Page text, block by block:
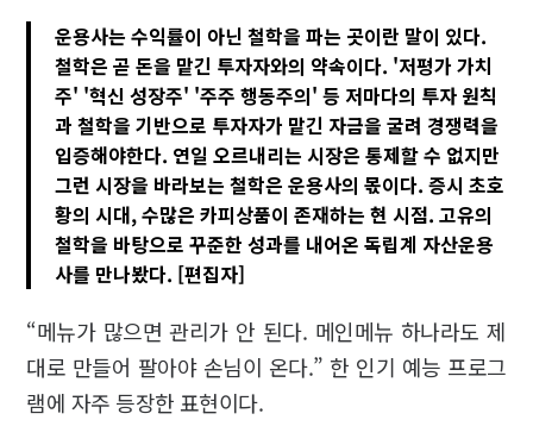
운용사는 수익률이 아닌 철학을 파는 곳이란 말이 있다.
철학은 곧 돈을 맡긴 투자자와의 약속이다. '저평가 가치
주' '혁신 성장주' '주주 행동주의' 등 저마다의 투자 원칙
과 철학을 기반으로 투자자가 맡긴 자금을 굴려 경쟁력을
입증해야한다. 연일 오르내리는 시장은 통제할 수 없지만
그런 시장을 바라보는 철학은 운용사의 몫이다. 증시 초호
황의 시대, 수많은 카피상품이 존재하는 현 시점. 고유의
철학을 바탕으로 꾸준한 성과를 내어온 독립계 자산운용
사를 만나봤다. [편집자]
“메뉴가 많으면 관리가 안 된다. 메인메뉴 하나라도 제
대로 만들어 팔아야 손님이 온다.” 한 인기 예능 프로그
램에 자주 등장한 표현이다.